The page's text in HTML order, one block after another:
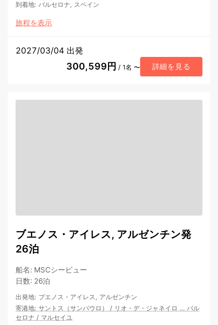
到着地: バルセロナ, スペイン
旅程を表示
2027/03/04 出発
300,599円 / 1名 〜 詳細を見る
ブエノス・アイレス, アルゼンチン発
26泊
船名: MSCシービュー
日数: 26泊
出発地: ブエノス・アイレス, アルゼンチン
寄港地: サントス（サンパウロ） / リオ・デ・ジャネイロ … バル
セロナ / マルセイユ